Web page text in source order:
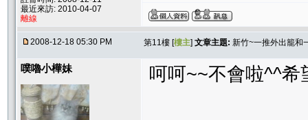
最近來訪: 2010-04-07
離線
2008-12-18 05:30 PM 第11樓 [樓主] 文章主題: 新竹~一推外出籠和
噗嚕小樺妹 呵呵~~不會啦^^希